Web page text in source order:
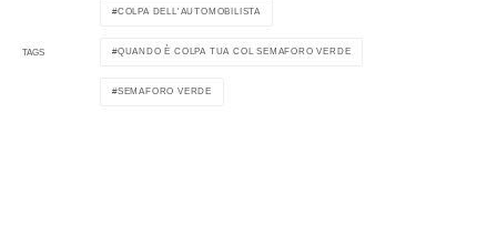
TAGS
COLPA DELL'AUTOMOBILISTA
QUANDO È COLPA TUA COL SEMAFORO VERDE
SEMAFORO VERDE